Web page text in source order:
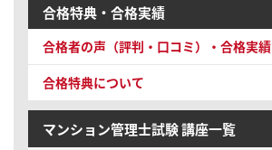
合格特典・合格実績
合格者の声（評判・口コミ）・合格実績
合格特典について
マンション管理士試験 講座一覧